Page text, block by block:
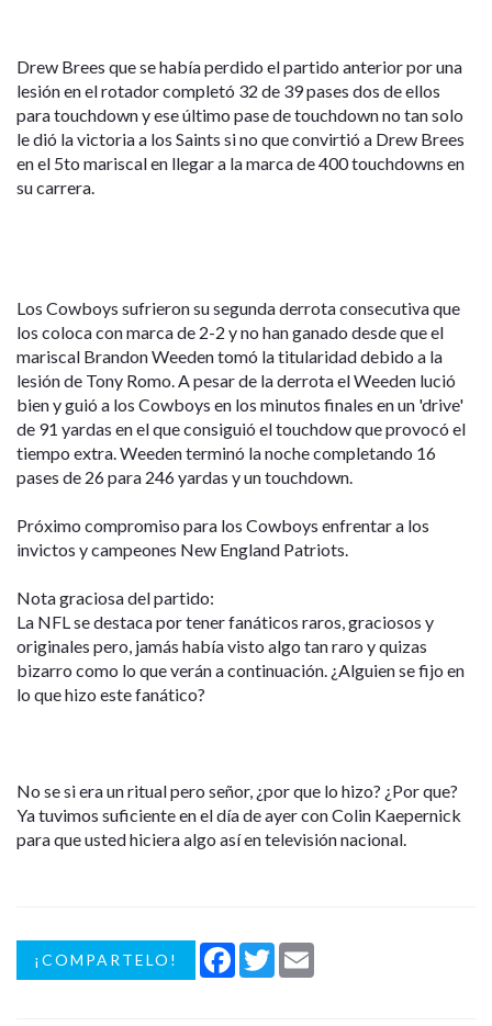
Drew Brees que se había perdido el partido anterior por una
lesión en el rotador completó 32 de 39 pases dos de ellos
para touchdown y ese último pase de touchdown no tan solo
le dió la victoria a los Saints si no que convirtió a Drew Brees
en el 5to mariscal en llegar a la marca de 400 touchdowns en
su carrera.
Los Cowboys sufrieron su segunda derrota consecutiva que
los coloca con marca de 2-2 y no han ganado desde que el
mariscal Brandon Weeden tomó la titularidad debido a la
lesión de Tony Romo. A pesar de la derrota el Weeden lució
bien y guió a los Cowboys en los minutos finales en un 'drive'
de 91 yardas en el que consiguió el touchdow que provocó el
tiempo extra. Weeden terminó la noche completando 16
pases de 26 para 246 yardas y un touchdown.
Próximo compromiso para los Cowboys enfrentar a los
invictos y campeones New England Patriots.
Nota graciosa del partido:
La NFL se destaca por tener fanáticos raros, graciosos y
originales pero, jamás había visto algo tan raro y quizas
bizarro como lo que verán a continuación. ¿Alguien se fijo en
lo que hizo este fanático?
No se si era un ritual pero señor, ¿por que lo hizo? ¿Por que?
Ya tuvimos suficiente en el día de ayer con Colin Kaepernick
para que usted hiciera algo así en televisión nacional.
¡COMPARTELO! Facebook
Twitter